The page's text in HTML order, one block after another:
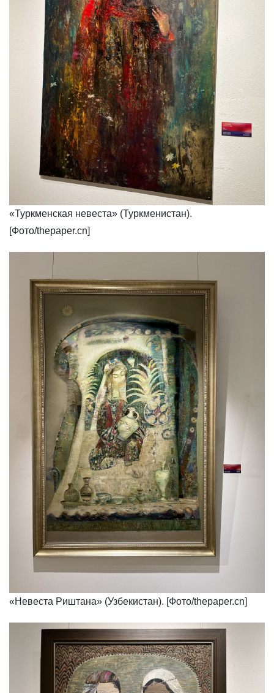
«Туркменская невеста» (Туркменистан).
[Фото/thepaper.cn]
«Невеста Риштана» (Узбекистан). [Фото/thepaper.cn]